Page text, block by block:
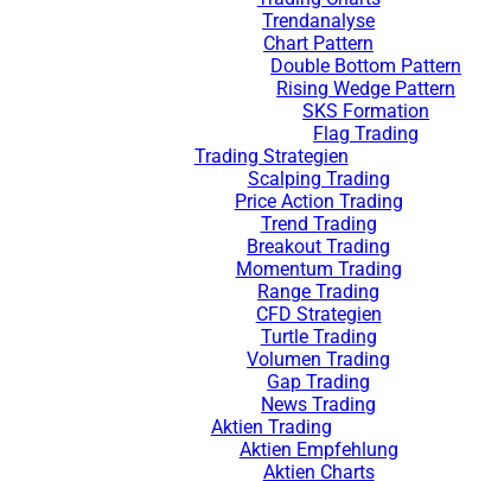
Trendanalyse
Chart Pattern
Double Bottom Pattern
Rising Wedge Pattern
SKS Formation
Flag Trading
Trading Strategien
Scalping Trading
Price Action Trading
Trend Trading
Breakout Trading
Momentum Trading
Range Trading
CFD Strategien
Turtle Trading
Volumen Trading
Gap Trading
News Trading
Aktien Trading
Aktien Empfehlung
Aktien Charts